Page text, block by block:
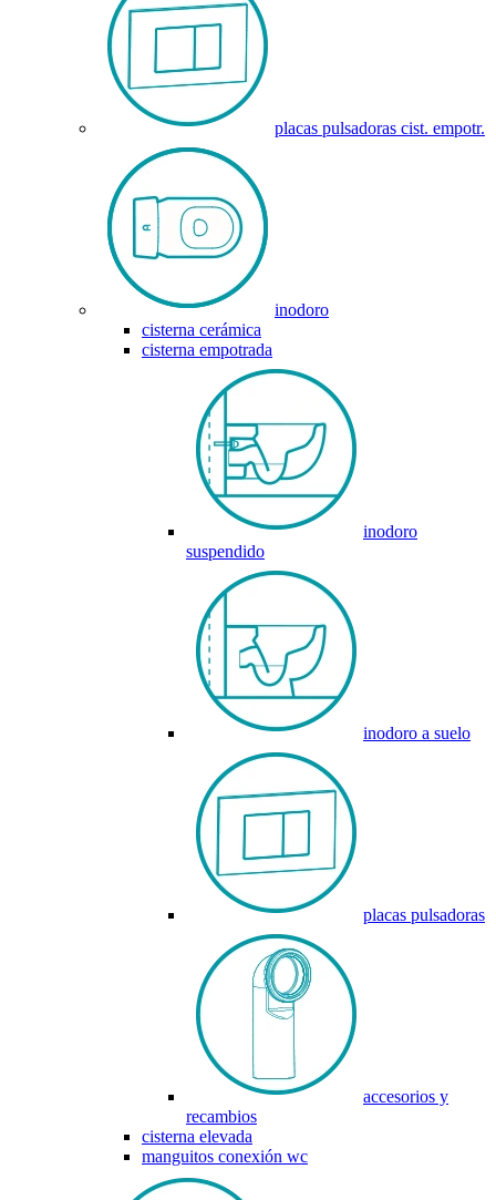
placas pulsadoras cist. empotr.
inodoro
cisterna cerámica
cisterna empotrada
inodoro
suspendido
inodoro a suelo
placas pulsadoras
accesorios y
recambios
cisterna elevada
manguitos conexión wc